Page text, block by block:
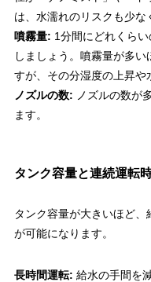
は、水濡れのリスクも少な
噴霧量: 1分間にどれくら
しましょう。噴霧量が多
すが、その分湿度の上昇や
ノズルの数: ノズルの数が
ます。
タンク容量と連続運転
タンク容量が大きいほど
が可能になります。
長時間運転: 給水の手間を